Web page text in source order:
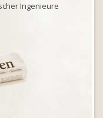
Ingenieure